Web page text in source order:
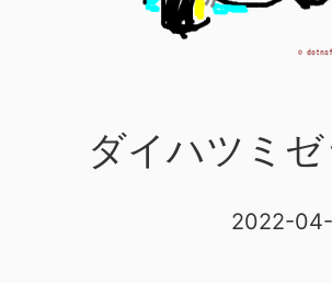
ダイハツミゼ
2022-